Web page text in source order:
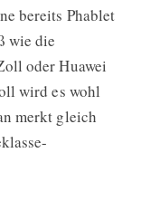
bereits Phablet
wie die
oder Huawei
wird es wohl
merkt gleich